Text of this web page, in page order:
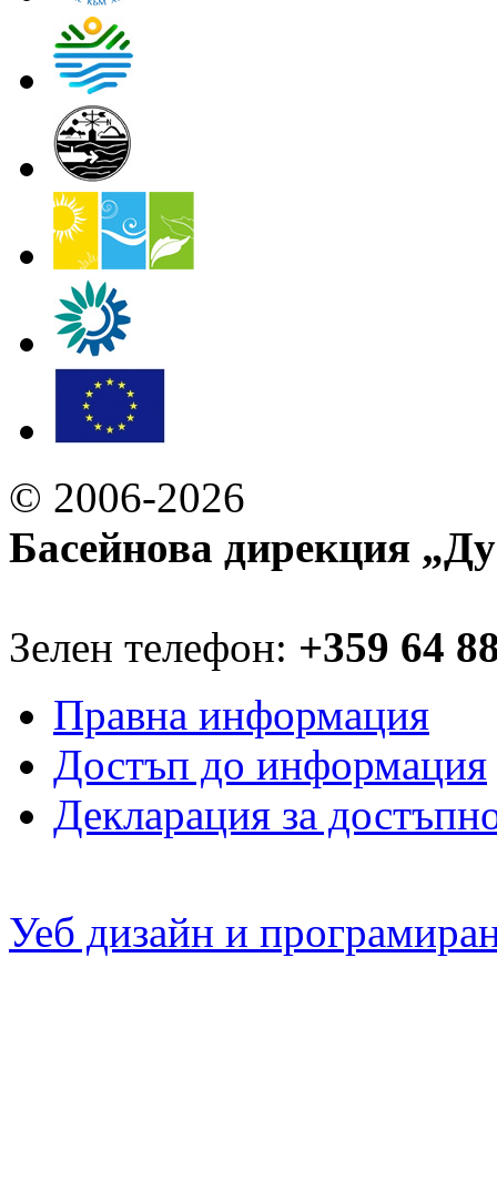
© 2006-2026
Басейнова дирекция
Зелен телефон: +359 64
Правна информация
Достъп до информация
Декларация за
Уеб дизайн и